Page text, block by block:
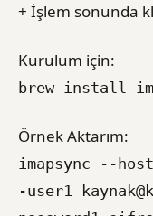
+ İşlem sonunda
Kurulum için:
brew install
Örnek Aktarım:
imapsync --
-user1